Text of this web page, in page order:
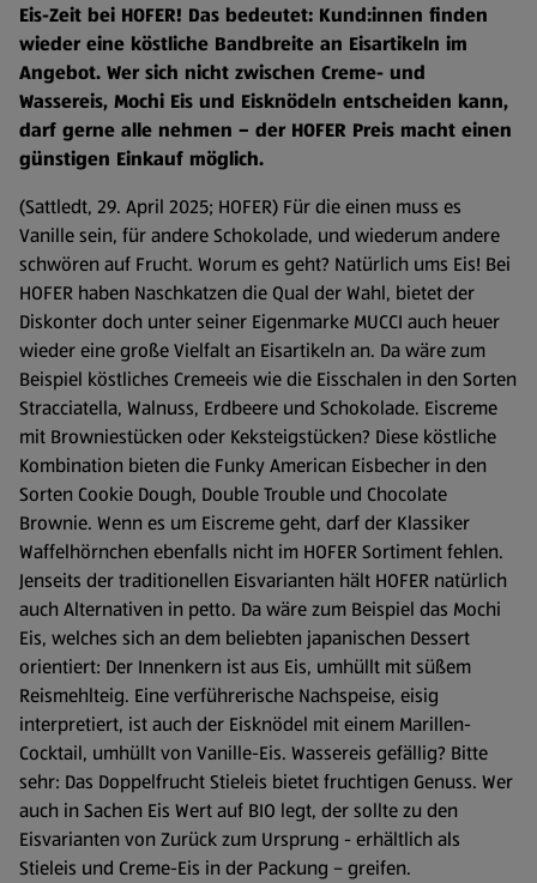
Eis-Zeit bei HOFER! Das bedeutet: Kund:innen finden
wieder eine köstliche Bandbreite an Eisartikeln im
Angebot. Wer sich nicht zwischen Creme- und
Wassereis, Mochi Eis und Eisknödeln entscheiden kann,
darf gerne alle nehmen – der HOFER Preis macht einen
günstigen Einkauf möglich.
(Sattledt, 29. April 2025; HOFER) Für die einen muss es
Vanille sein, für andere Schokolade, und wiederum andere
schwören auf Frucht. Worum es geht? Natürlich ums Eis! Bei
HOFER haben Naschkatzen die Qual der Wahl, bietet der
Diskonter doch unter seiner Eigenmarke MUCCI auch heuer
wieder eine große Vielfalt an Eisartikeln an. Da wäre zum
Beispiel köstliches Cremeeis wie die Eisschalen in den Sorten
Stracciatella, Walnuss, Erdbeere und Schokolade. Eiscreme
mit Browniestücken oder Keksteigstücken? Diese köstliche
Kombination bieten die Funky American Eisbecher in den
Sorten Cookie Dough, Double Trouble und Chocolate
Brownie. Wenn es um Eiscreme geht, darf der Klassiker
Waffelhörnchen ebenfalls nicht im HOFER Sortiment fehlen.
Jenseits der traditionellen Eisvarianten hält HOFER natürlich
auch Alternativen in petto. Da wäre zum Beispiel das Mochi
Eis, welches sich an dem beliebten japanischen Dessert
orientiert: Der Innenkern ist aus Eis, umhüllt mit süßem
Reismehlteig. Eine verführerische Nachspeise, eisig
interpretiert, ist auch der Eisknödel mit einem Marillen-
Cocktail, umhüllt von Vanille-Eis. Wassereis gefällig? Bitte
sehr: Das Doppelfrucht Stieleis bietet fruchtigen Genuss. Wer
auch in Sachen Eis Wert auf BIO legt, der sollte zu den
Eisvarianten von Zurück zum Ursprung - erhältlich als
Stieleis und Creme-Eis in der Packung – greifen.